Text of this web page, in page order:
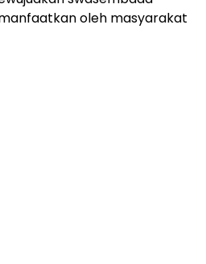
oleh masyarakat